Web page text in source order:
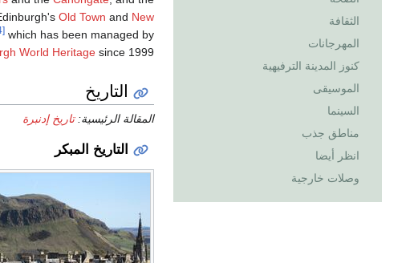
الثقافة
المهرجانات
كنوز المدينة الترفيهية
الموسيقى
السينما
مناطق جذب
انظر أيضا
وصلات خارجية
Old Town and New
[14] which has been managed by
World Heritage since 1999.
التاريخ
المقالة الرئيسية:تاريخ إدنبرة
التاريخ المبكر